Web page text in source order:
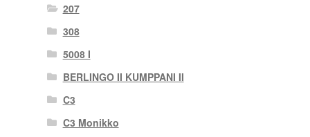
207
308
5008 I
BERLINGO II KUMPPANI II
C3
C3 Monikko